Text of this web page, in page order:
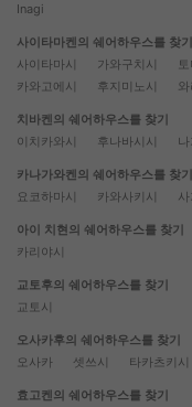
Inagi
사이타마켄의 쉐어하우스를 찾기
사이타마시
가와구치시 토
카와고에시
후지미노시 와
치바켄의 쉐어하우스를 찾기
이치카와시
후나바시시
카나가와켄의 쉐어하우스를 찾기
요코하마시
카와사키시
아이 치현의 쉐어하우스를 찾기
카리야시
교토후의 쉐어하우스를 찾기
교토시
오사카후의 쉐어하우스를 찾기
오사카
셋쓰시 타카츠키시
효고켄의 쉐어하우스를 찾기